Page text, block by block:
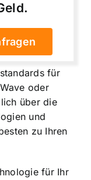
für
oder
über die
und
zu Ihren
für Ihr